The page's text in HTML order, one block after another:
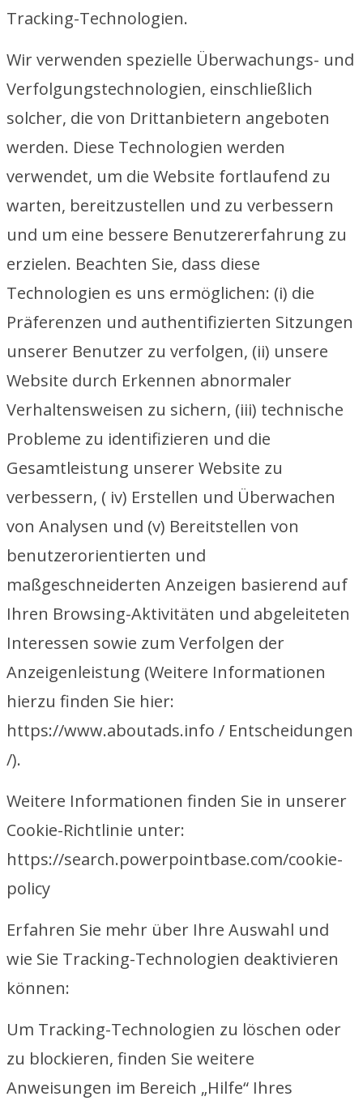
Tracking-Technologien.
Wir verwenden spezielle Überwachungs- und
Verfolgungstechnologien, einschließlich
solcher, die von Drittanbietern angeboten
werden. Diese Technologien werden
verwendet, um die Website fortlaufend zu
warten, bereitzustellen und zu verbessern
und um eine bessere Benutzererfahrung zu
erzielen. Beachten Sie, dass diese
Technologien es uns ermöglichen: (i) die
Präferenzen und authentifizierten Sitzungen
unserer Benutzer zu verfolgen, (ii) unsere
Website durch Erkennen abnormaler
Verhaltensweisen zu sichern, (iii) technische
Probleme zu identifizieren und die
Gesamtleistung unserer Website zu
verbessern, ( iv) Erstellen und Überwachen
von Analysen und (v) Bereitstellen von
benutzerorientierten und
maßgeschneiderten Anzeigen basierend auf
Ihren Browsing-Aktivitäten und abgeleiteten
Interessen sowie zum Verfolgen der
Anzeigenleistung (Weitere Informationen
hierzu finden Sie hier:
https://www.aboutads.info / Entscheidungen
/).
Weitere Informationen finden Sie in unserer
Cookie-Richtlinie unter:
https://search.powerpointbase.com/cookie-
policy
Erfahren Sie mehr über Ihre Auswahl und
wie Sie Tracking-Technologien deaktivieren
können:
Um Tracking-Technologien zu löschen oder
zu blockieren, finden Sie weitere
Anweisungen im Bereich „Hilfe“ Ihres